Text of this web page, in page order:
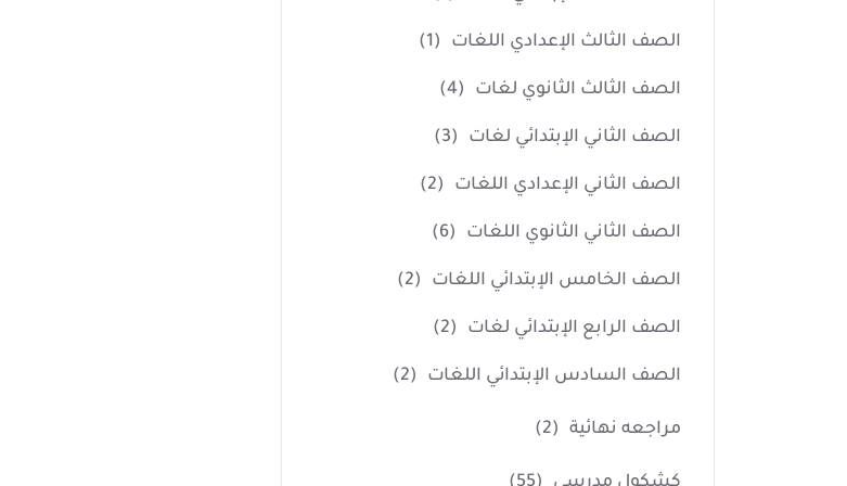
الصف الثالث الإعدادي اللغات (1)
الصف الثالث الثانوي لغات (4)
الصف الثاني الإبتدائي لغات (3)
الصف الثاني الإعدادي اللغات (2)
الصف الثاني الثانوي اللغات (6)
الصف الخامس الإبتدائي اللغات (2)
الصف الرابع الإبتدائي لغات (2)
الصف السادس الإبتدائي اللغات (2)
مراجعه نهائية (2)